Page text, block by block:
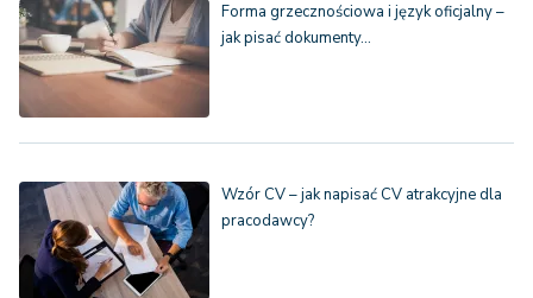
Forma grzecznościowa i język oficjalny –
jak pisać dokumenty…
Wzór CV – jak napisać CV atrakcyjne dla
pracodawcy?